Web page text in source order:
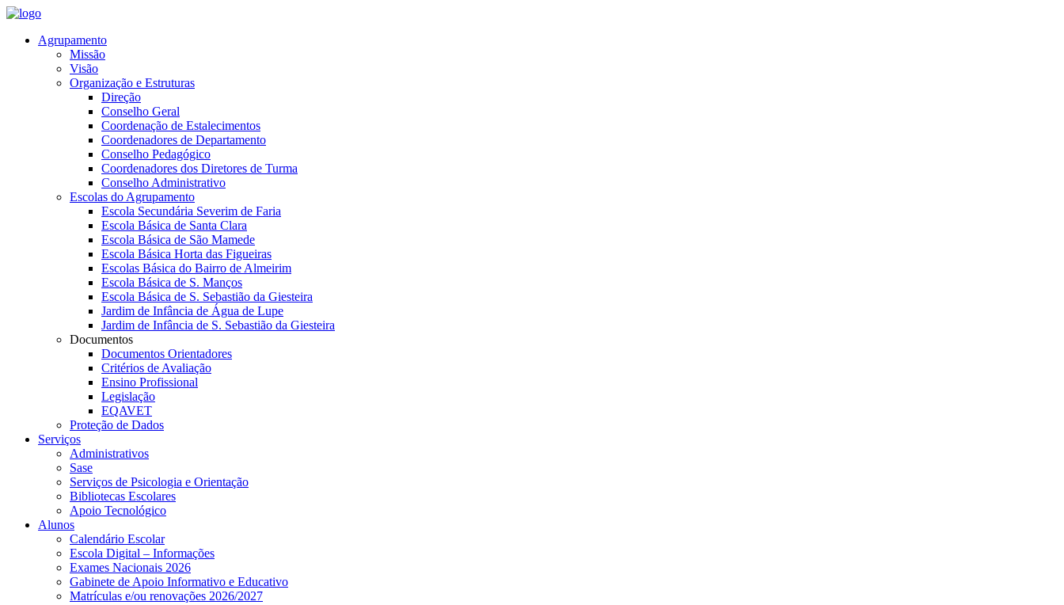
Agrupamento
Missão
Visão
Organização e Estruturas
Direção
Conselho Geral
Coordenação de Estalecimentos
Coordenadores de Departamento
Conselho Pedagógico
Coordenadores dos Diretores de Turma
Conselho Administrativo
Escolas do Agrupamento
Escola Secundária Severim de Faria
Escola Básica de Santa Clara
Escola Básica de São Mamede
Escola Básica Horta das Figueiras
Escolas Básica do Bairro de Almeirim
Escola Básica de S. Manços
Escola Básica de S. Sebastião da Giesteira
Jardim de Infância de Água de Lupe
Jardim de Infância de S. Sebastião da Giesteira
Documentos
Documentos Orientadores
Critérios de Avaliação
Ensino Profissional
Legislação
EQAVET
Proteção de Dados
Serviços
Administrativos
Sase
Serviços de Psicologia e Orientação
Bibliotecas Escolares
Apoio Tecnológico
Alunos
Calendário Escolar
Escola Digital – Informações
Exames Nacionais 2026
Gabinete de Apoio Informativo e Educativo
Matrículas e/ou renovações 2026/2027